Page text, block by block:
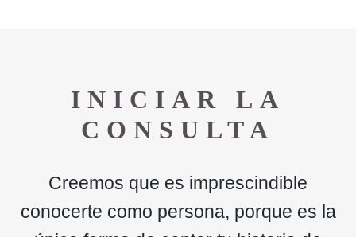
INICIAR LA
CONSULTA
Creemos que es imprescindible
conocerte como persona, porque es la